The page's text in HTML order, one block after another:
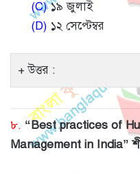
(C)১৯ জুলাই
(D) ১২ সেপ্টেম্বর
উত্তর :
৮. “Best practices of
Management in India”